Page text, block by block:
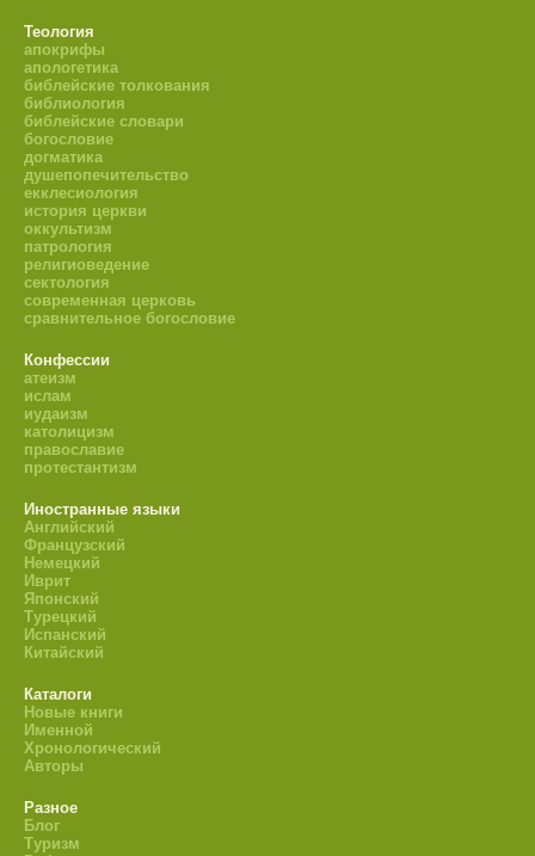
Теология
апокрифы
апологетика
библейские толкования
библиология
библейские словари
богословие
догматика
душепопечительство
екклесиология
история церкви
оккультизм
патрология
религиоведение
сектология
современная церковь
сравнительное богословие
Конфессии
атеизм
ислам
иудаизм
католицизм
православие
протестантизм
Иностранные языки
Английский
Французский
Немецкий
Иврит
Японский
Турецкий
Испанский
Китайский
Каталоги
Новые книги
Именной
Хронологический
Авторы
Разное
Блог
Туризм